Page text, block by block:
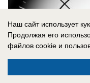
Наш сайт использует
Продолжая его
файлов cookie и